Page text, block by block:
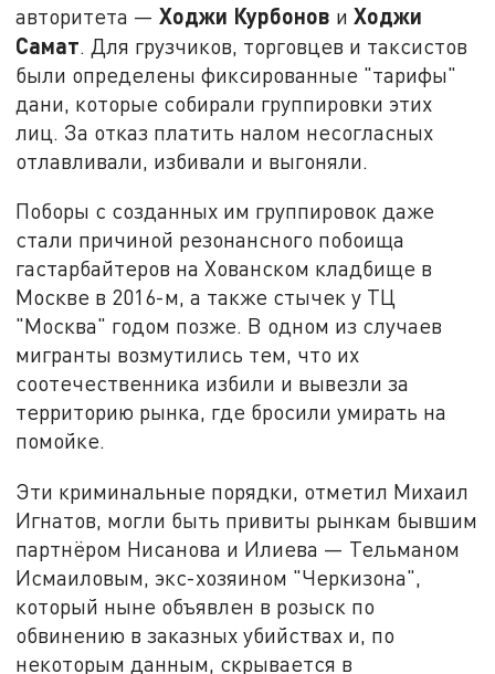
авторитета —Ходжи Курбонов иХоджи
Самат. Для грузчиков, торговцев и таксистов
были определены фиксированные "тарифы"
дани, которые собирали группировки этих
лиц. За отказ платить налом несогласных
отлавливали, избивали и выгоняли.
Поборы с созданных им группировок даже
стали причиной резонансного побоища
гастарбайтеров на Хованском кладбище в
Москве в 2016-м, а также стычек у ТЦ
"Москва" годом позже. В одном из случаев
мигранты возмутились тем, что их
соотечественника избили и вывезли за
территорию рынка, где бросили умирать на
помойке.
Эти криминальные порядки, отметил Михаил
Игнатов, могли быть привиты рынкам бывшим
партнёром Нисанова и Илиева — Тельманом
Исмаиловым, экс-хозяином "Черкизона",
который ныне объявлен в розыск по
обвинению в заказных убийствах и, по
некоторым данным, скрывается в